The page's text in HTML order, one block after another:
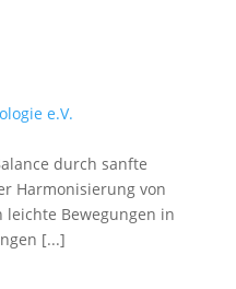
e.V.
durch sanfte
Harmonisierung von
leichte Bewegungen in
[...]